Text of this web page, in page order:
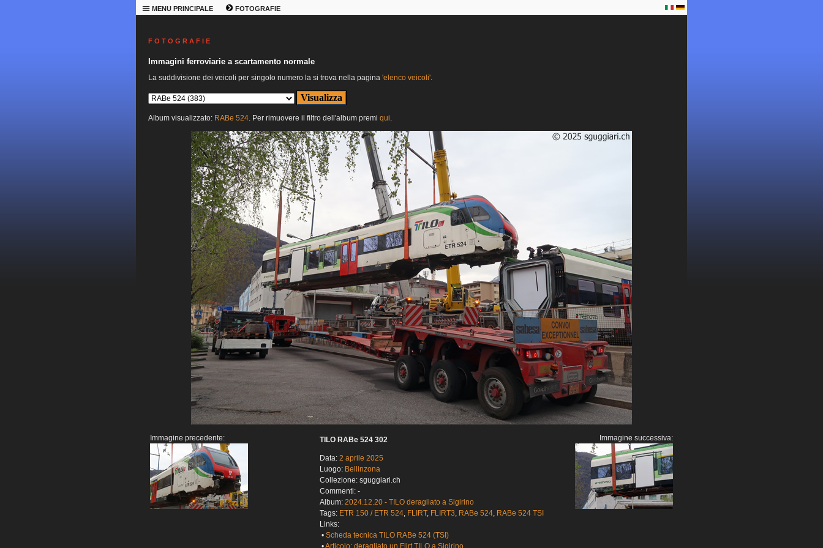
MENU PRINCIPALE FOTOGRAFIE
F O T O G R A F I E
Immagini ferroviarie a scartamento normale
La suddivisione dei veicoli per singolo numero la si trova nella pagina 'elenco veicoli'.
Album visualizzato: RABe 524. Per rimuovere il filtro dell'album premi qui.
Immagine precedente: TILO RABe 524 302
Data: 2 aprile 2025
Luogo: Bellinzona
Collezione: sguggiari.ch
Commenti: -
Album: 2024.12.20 - TILO deragliato a Sigirino
Tags: ETR 150 / ETR 524, FLIRT, FLIRT3, RABe 524, RABe 524 TSI
Links:
• Scheda tecnica TILO RABe 524 (TSI)
Immagine successiva: